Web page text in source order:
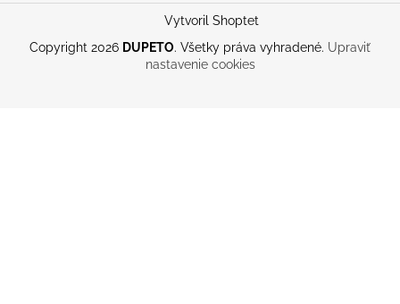
Vytvoril Shoptet
Copyright 2026 DUPETO. Všetky práva vyhradené. Upraviť
nastavenie cookies